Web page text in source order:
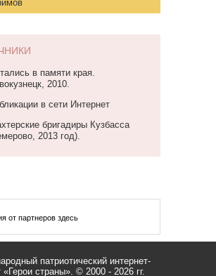
в памяти края.
2010.
в сети Интернет
бригадиры Кузбасса
2013 год).
от партнеров здесь
патриотический интернет-
«Герои страны». © 2000 - 2026 гг.